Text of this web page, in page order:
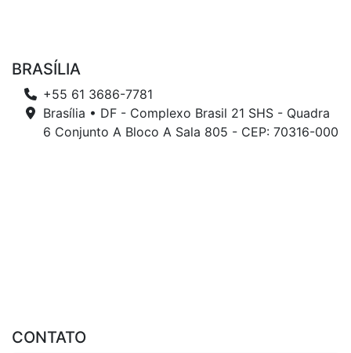
BRASÍLIA
+55 61 3686-7781
Brasília • DF - Complexo Brasil 21 SHS - Quadra
6 Conjunto A Bloco A Sala 805 - CEP: 70316-000
CONTATO